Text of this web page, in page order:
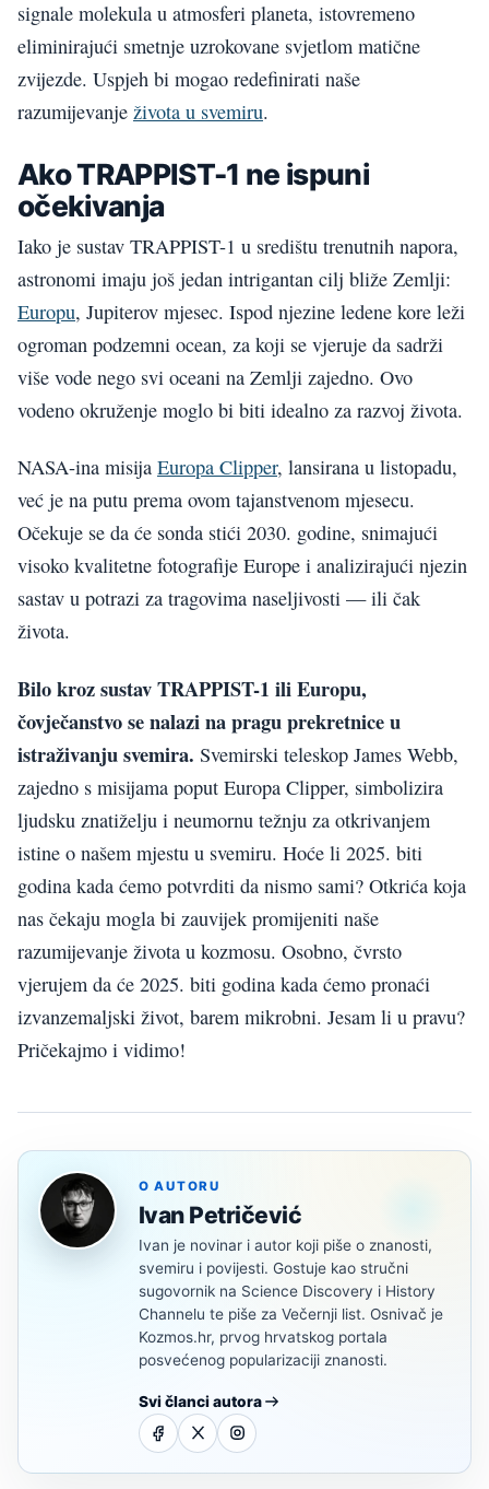
signale molekula u atmosferi planeta, istovremeno
eliminirajući smetnje uzrokovane svjetlom matične
zvijezde. Uspjeh bi mogao redefinirati naše
razumijevanje života u svemiru.
Ako TRAPPIST-1 ne ispuni
očekivanja
Iako je sustav TRAPPIST-1 u središtu trenutnih napora,
astronomi imaju još jedan intrigantan cilj bliže Zemlji:
Europu, Jupiterov mjesec. Ispod njezine ledene kore leži
ogroman podzemni ocean, za koji se vjeruje da sadrži
više vode nego svi oceani na Zemlji zajedno. Ovo
vodeno okruženje moglo bi biti idealno za razvoj života.
NASA-ina misija Europa Clipper, lansirana u listopadu,
već je na putu prema ovom tajanstvenom mjesecu.
Očekuje se da će sonda stići 2030. godine, snimajući
visoko kvalitetne fotografije Europe i analizirajući njezin
sastav u potrazi za tragovima naseljivosti — ili čak
života.
Bilo kroz sustav TRAPPIST-1 ili Europu,
čovječanstvo se nalazi na pragu prekretnice u
istraživanju svemira. Svemirski teleskop James Webb,
zajedno s misijama poput Europa Clipper, simbolizira
ljudsku znatiželju i neumornu težnju za otkrivanjem
istine o našem mjestu u svemiru. Hoće li 2025. biti
godina kada ćemo potvrditi da nismo sami? Otkrića koja
nas čekaju mogla bi zauvijek promijeniti naše
razumijevanje života u kozmosu. Osobno, čvrsto
vjerujem da će 2025. biti godina kada ćemo pronaći
izvanzemaljski život, barem mikrobni. Jesam li u pravu?
Pričekajmo i vidimo!
O AUTORU
Ivan Petričević
Ivan je novinar i autor koji piše o znanosti,
svemiru i povijesti. Gostuje kao stručni
sugovornik na Science Discovery i History
Channelu te piše za Večernji list. Osnivač je
Kozmos.hr, prvog hrvatskog portala
posvećenog popularizaciji znanosti.
Svi članci autora